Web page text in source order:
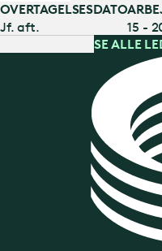
OVERTAGELSESDATO
Jf. aft.
15 -
SE ALLE